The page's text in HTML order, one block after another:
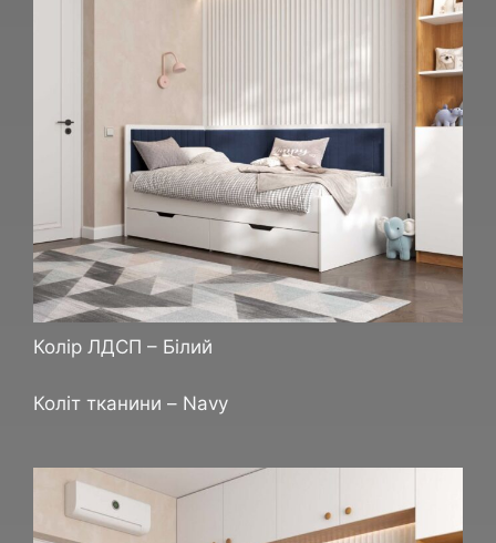
Колір ЛДСП – Білий
Коліт тканини – Navy